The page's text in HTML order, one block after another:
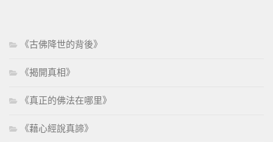
《古佛降世的背後》
《揭開真相》
《真正的佛法在哪里》
《藉心經說真諦》